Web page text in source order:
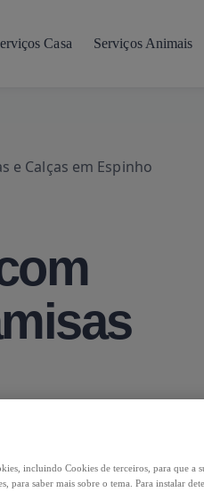
Casa Serviços Animais
e Calças em Espinho
incluindo Cookies de terceiros, para que a
para saber mais sobre o tema. Para instalar